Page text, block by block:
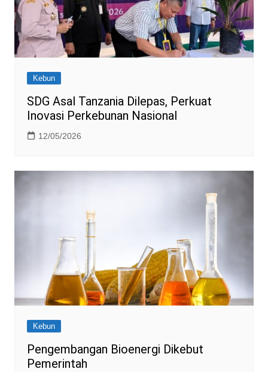
Kebun
SDG Asal Tanzania Dilepas, Perkuat
Inovasi Perkebunan Nasional
12/05/2026
Kebun
Pengembangan Bioenergi Dikebut
Pemerintah